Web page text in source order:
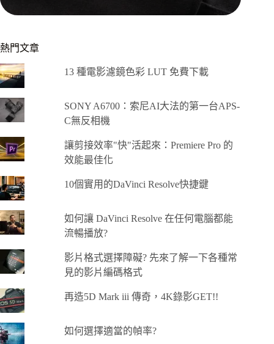
熱門文章
13 種電影濾鏡色彩 LUT 免費下載
SONY A6700：索尼AI大法的第一台APS-
C無反相機
讓剪接效率"快"活起來：Premiere Pro 的
效能最佳化
10個實用的DaVinci Resolve快捷鍵
如何讓 DaVinci Resolve 在任何電腦都能
流暢播放?
影片格式選擇障礙? 先來了解一下各種常
見的影片編碼格式
再造5D Mark iii 傳奇，4K錄影GET!!
如何選擇適當的幀率?